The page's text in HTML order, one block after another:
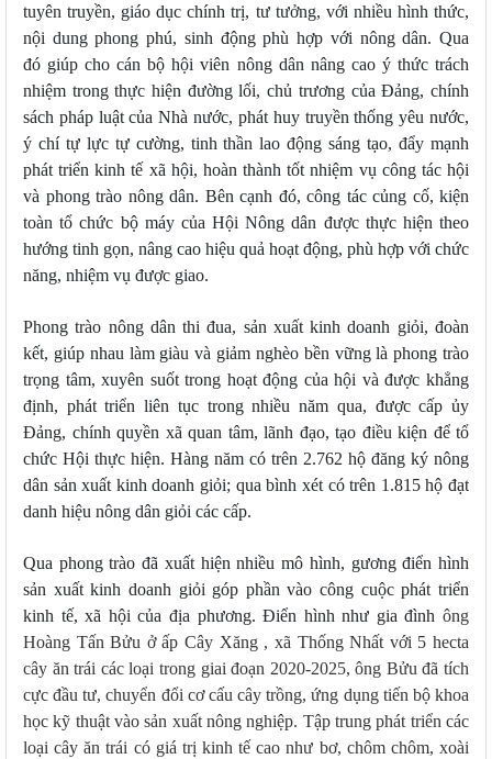
tuyên truyền, giáo dục chính trị, tư tưởng, với nhiều hình thức,
nội dung phong phú, sinh động phù hợp với nông dân. Qua
đó giúp cho cán bộ hội viên nông dân nâng cao ý thức trách
nhiệm trong thực hiện đường lối, chủ trương của Đảng, chính
sách pháp luật của Nhà nước, phát huy truyền thống yêu nước,
ý chí tự lực tự cường, tinh thần lao động sáng tạo, đẩy mạnh
phát triển kinh tế xã hội, hoàn thành tốt nhiệm vụ công tác hội
và phong trào nông dân. Bên cạnh đó, công tác củng cố, kiện
toàn tổ chức bộ máy của Hội Nông dân được thực hiện theo
hướng tinh gọn, nâng cao hiệu quả hoạt động, phù hợp với chức
năng, nhiệm vụ được giao.
Phong trào nông dân thi đua, sản xuất kinh doanh giỏi, đoàn
kết, giúp nhau làm giàu và giảm nghèo bền vững là phong trào
trọng tâm, xuyên suốt trong hoạt động của hội và được khẳng
định, phát triển liên tục trong nhiều năm qua, được cấp ủy
Đảng, chính quyền xã quan tâm, lãnh đạo, tạo điều kiện để tổ
chức Hội thực hiện. Hàng năm có trên 2.762 hộ đăng ký nông
dân sản xuất kinh doanh giỏi; qua bình xét có trên 1.815 hộ đạt
danh hiệu nông dân giỏi các cấp.
Qua phong trào đã xuất hiện nhiều mô hình, gương điển hình
sản xuất kinh doanh giỏi góp phần vào công cuộc phát triển
kinh tế, xã hội của địa phương. Điển hình như gia đình ông
Hoàng Tấn Bửu ở ấp Cây Xăng , xã Thống Nhất với 5 hecta
cây ăn trái các loại trong giai đoạn 2020-2025, ông Bửu đã tích
cực đầu tư, chuyển đổi cơ cấu cây trồng, ứng dụng tiến bộ khoa
học kỹ thuật vào sản xuất nông nghiệp. Tập trung phát triển các
loại cây ăn trái có giá trị kinh tế cao như bơ, chôm chôm, xoài